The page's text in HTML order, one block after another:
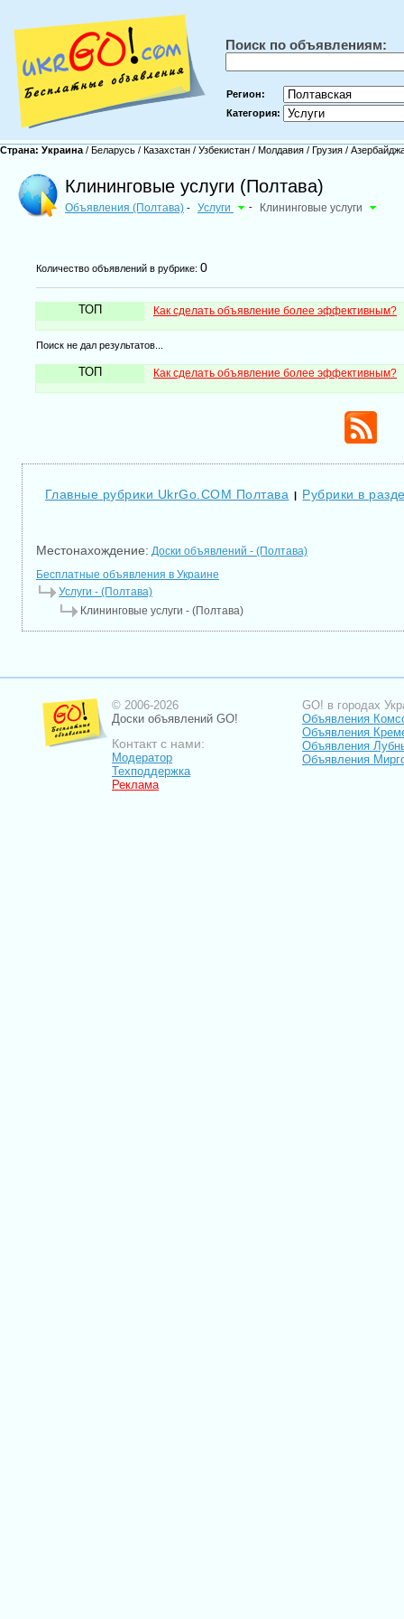
Поиск по объявлениям:
Регион:
Категория:
Страна: Украина / Беларусь / Казахстан / Узбекистан / Молдавия / Грузия /
Клининговые услуги (Полтава)
Объявления (Полтава) - Услуги - Клининговые услуги
Количество объявлений в рубрике: 0
ТОП Как сделать объявление более эффективным?
Поиск не дал результатов...
ТОП Как сделать объявление более эффективным?
Главные рубрики UkrGo.COM Полтава | Рубрики в
Местонахождение: Доски объявлений - (Полтава)
Бесплатные объявления в Украине
Услуги - (Полтава)
Клининговые услуги - (Полтава)
© 2006-2026
Доски объявлений GO!
Контакт с нами:
Модератор
Техподдержка
Реклама
GO! в городах
Объявления
Объявления
Объявления
Объявления